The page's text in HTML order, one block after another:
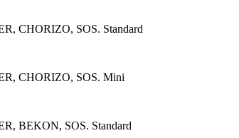
CHORIZO, SOS. Standard
CHORIZO, SOS. Mini
BEKON, SOS. Standard